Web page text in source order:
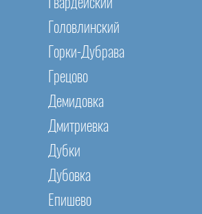
Гвардейский
Головлинский
Горки-Дубрава
Грецово
Демидовка
Дмитриевка
Дубки
Дубовка
Епишево